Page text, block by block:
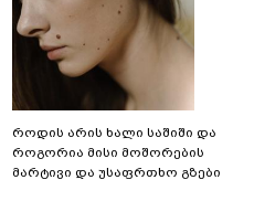
როდის არის ხალი საშიში და
როგორია მისი მოშორების
მარტივი და უსაფრთხო გზები